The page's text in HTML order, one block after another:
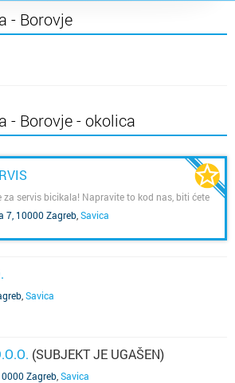
- Borovje
- Borovje - okolica
za servis bicikala! Napravite to kod nas, biti ćete
7, 10000 Zagreb Savica
Savica
(SUBJEKT JE UGAŠEN)
Zagreb Savica